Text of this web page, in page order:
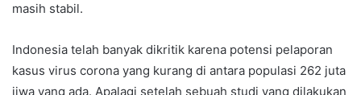
masih stabil.
Indonesia telah banyak dikritik karena potensi pelaporan
kasus virus corona yang kurang di antara populasi 262 juta
jiwa yang ada. Apalagi setelah sebuah studi yang dilakukan